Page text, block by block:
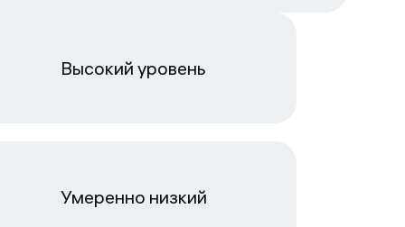
Высокий уровень
Умеренно низкий